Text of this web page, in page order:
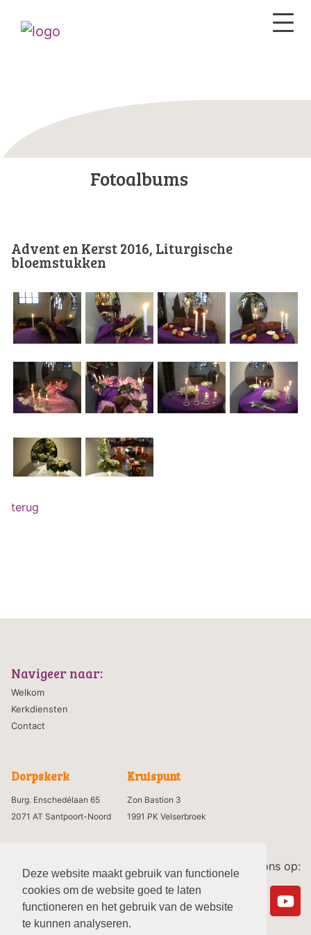
Deze website maakt gebruik van functionele
cookies om de website goed te laten
functioneren en het gebruik van de website
te kunnen analyseren.
Fotoalbums
Advent en Kerst 2016, Liturgische
bloemstukken
terug
Navigeer naar:
Welkom
Kerkdiensten
Contact
Dorpskerk Kruispunt
Burg. Enschedélaan 65
2071 AT Santpoort-Noord
Zon Bastion 3
1991 PK Velserbroek
Volg ons op: